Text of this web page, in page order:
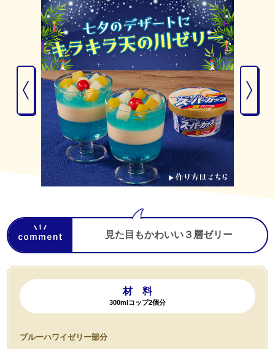
見た目もかわいい３層ゼリー
材 料
300mlコップ2個分
ブルーハワイゼリー部分